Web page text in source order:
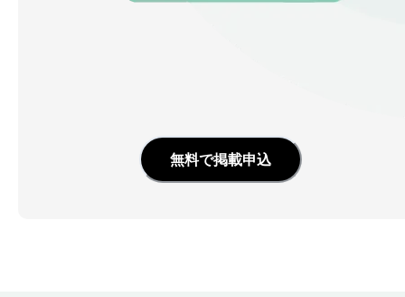
無料で掲載申込